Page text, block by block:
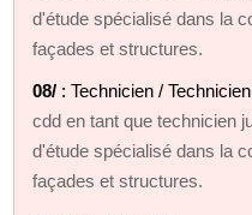
d'étude spécialisé dans la
façades et structures.
08/ : Technicien /
cdd en tant que technicien
d'étude spécialisé dans la
façades et structures.